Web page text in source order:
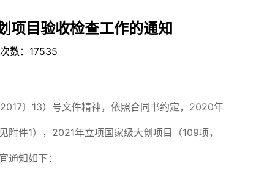
项目验收检查工作的通知
数： 17535
〕13）号文件精神，依照合同书约定，2020年
件1），2021年立项国家级大创项目（109项，
通知如下：